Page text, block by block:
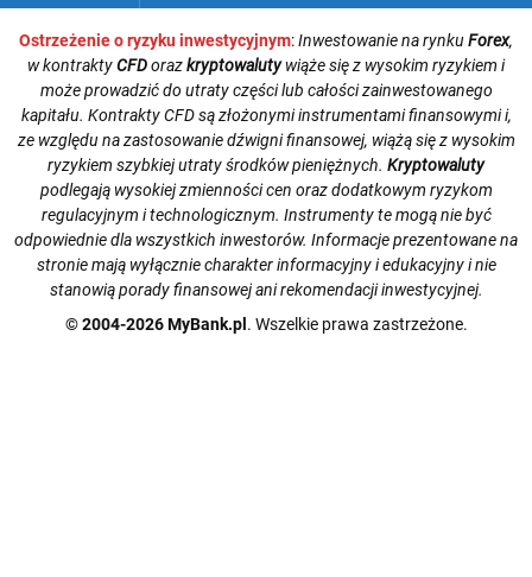
Ostrzeżenie o ryzyku inwestycyjnym:Inwestowanie na rynkuForex,
w kontraktyCFDorazkryptowalutywiąże się z wysokim ryzykiem i
może prowadzić do utraty części lub całości zainwestowanego
kapitału. Kontrakty CFD są złożonymi instrumentami finansowymi i,
ze względu na zastosowanie dźwigni finansowej, wiążą się z wysokim
ryzykiem szybkiej utraty środków pieniężnych. Kryptowaluty
podlegają wysokiej zmienności cen oraz dodatkowym ryzykom
regulacyjnym i technologicznym. Instrumenty te mogą nie być
odpowiednie dla wszystkich inwestorów. Informacje prezentowane na
stronie mają wyłącznie charakter informacyjny i edukacyjny i nie
stanowią porady finansowej ani rekomendacji inwestycyjnej.
© 2004-2026 MyBank.pl . Wszelkie prawa zastrzeżone.